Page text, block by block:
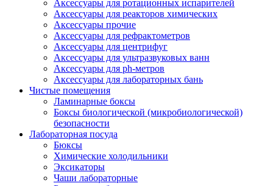
Аксессуары для ротационных испарителей
Аксессуары для реакторов химических
Аксессуары прочие
Аксессуары для рефрактометров
Аксессуары для центрифуг
Аксессуары для ультразвуковых ванн
Аксессуары для ph-метров
Аксессуары для лабораторных бань
Чистые помещения
Ламинарные боксы
Боксы биологической (микробиологической)
безопасности
Лабораторная посуда
Бюксы
Химические холодильники
Эксикаторы
Чаши лабораторные